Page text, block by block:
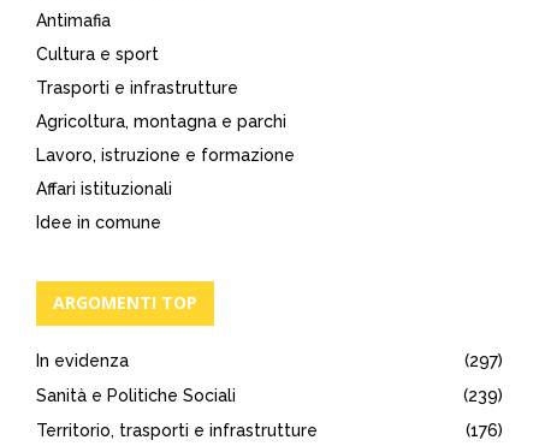
Antimafia
Cultura e sport
Trasporti e infrastrutture
Agricoltura, montagna e parchi
Lavoro, istruzione e formazione
Affari istituzionali
Idee in comune
ARGOMENTI TOP
In evidenza
(297)
Sanità e Politiche Sociali
(239)
Territorio, trasporti e infrastrutture
(176)